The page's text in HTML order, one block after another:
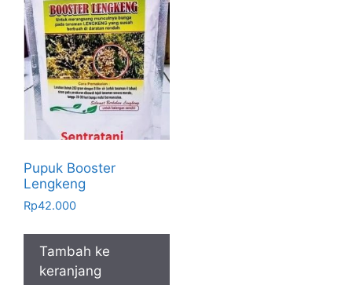
Pupuk Booster
Lengkeng
Rp42.000
Tambah ke
keranjang